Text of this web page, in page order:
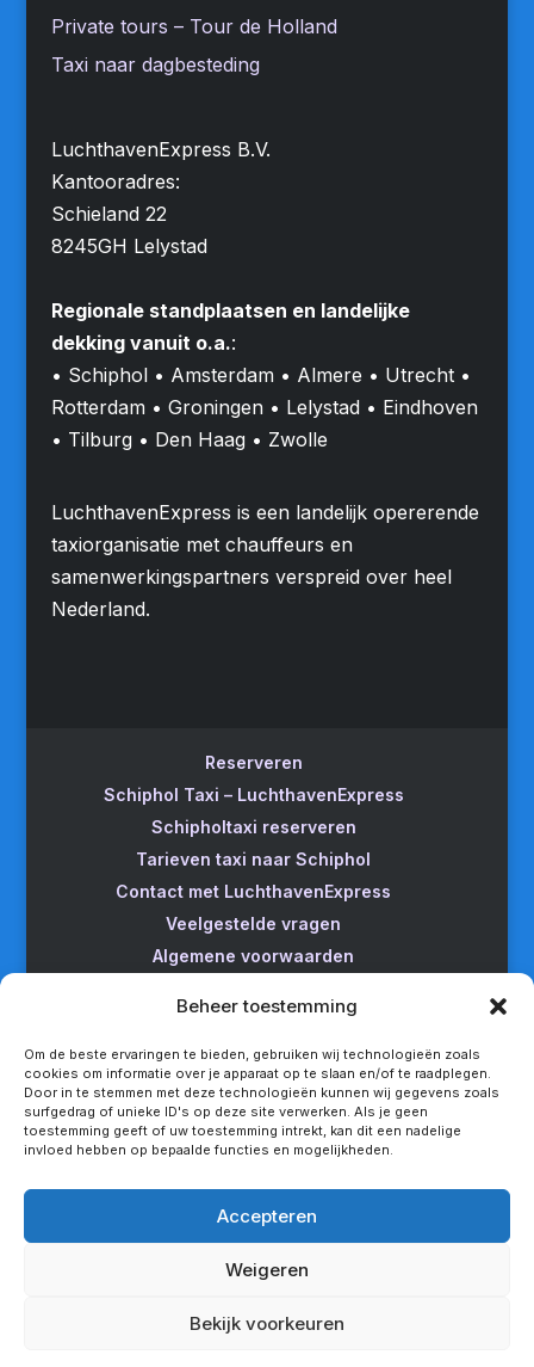
Beheer toestemming
Om de beste ervaringen te bieden, gebruiken wij technologieën zoals
cookies om informatie over je apparaat op te slaan en/of te raadplegen.
Door in te stemmen met deze technologieën kunnen wij gegevens zoals
surfgedrag of unieke ID's op deze site verwerken. Als je geen
toestemming geeft of uw toestemming intrekt, kan dit een nadelige
invloed hebben op bepaalde functies en mogelijkheden.
Accepteren
Weigeren
Bekijk voorkeuren
Private tours – Tour de Holland
Taxi naar dagbesteding
LuchthavenExpress B.V.
Kantooradres:
Schieland 22
8245GH Lelystad
Regionale standplaatsen en landelijke
dekking vanuit o.a.:
• Schiphol • Amsterdam • Almere • Utrecht •
Rotterdam • Groningen • Lelystad • Eindhoven
• Tilburg • Den Haag • Zwolle
LuchthavenExpress is een landelijk opererende
taxiorganisatie met chauffeurs en
samenwerkingspartners verspreid over heel
Nederland.
Reserveren
Schiphol Taxi – LuchthavenExpress
Schipholtaxi reserveren
Tarieven taxi naar Schiphol
Contact met LuchthavenExpress
Veelgestelde vragen
Algemene voorwaarden
Taxi van Almere naar Schiphol
Taxi Amsterdam naar Schiphol
Betrouwbare taxi van Apeldoorn naar Schiphol
Taxi service Enschede Schiphol
Snel een taxi van Lelystad naar Schiphol
Van Nijmegen naar Schiphol met de taxi
Rotterdam Schiphol met LuchthavenExpress